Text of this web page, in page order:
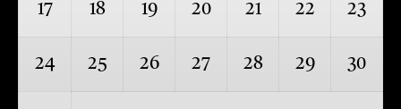
17 18 19 20 21 22 23
24 25 26 27 28 29 30